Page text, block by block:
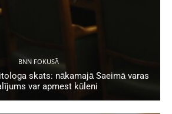
BNN FOKUSĀ
skats: nākamajā Saeimā varas
var apmest kūleni